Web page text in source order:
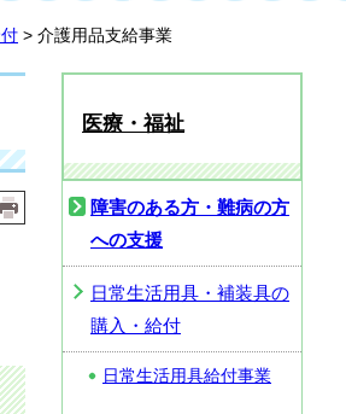
> 介護用品支給事業
医療・福祉
障害のある方・難病の方
への支援
日常生活用具・補装具の
購入・給付
日常生活用具給付事業